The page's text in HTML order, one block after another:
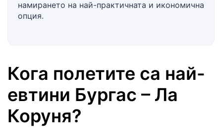
намирането на най-практичната и икономична
опция.
Кога полетите са най-
евтини Бургас – Ла
Коруня?